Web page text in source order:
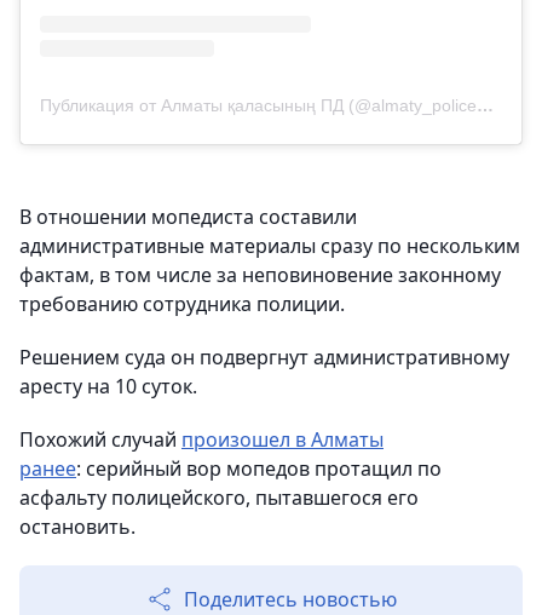
Публикация от Алматы қаласының ПД (@almaty_police_department)
В отношении мопедиста составили
административные материалы сразу по нескольким
фактам, в том числе за неповиновение законному
требованию сотрудника полиции.
Решением суда он подвергнут административному
аресту на 10 суток.
Похожий случай произошел в Алматы
ранее: серийный вор мопедов протащил по
асфальту полицейского, пытавшегося его
остановить.
Поделитесь новостью